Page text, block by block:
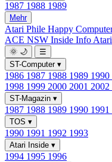
1987 1988 1989
Mehr
Atari Phile Happy
ACE NSW Inside Info
🌞 🌙
☰
ST-Computer ▾
1986 1987 1988 1989 1990
1998 1999 2000 2001 2002
ST-Magazin ▾
1987 1988 1989 1990 1991
TOS ▾
1990 1991 1992 1993
Atari Inside ▾
1994 1995 1996